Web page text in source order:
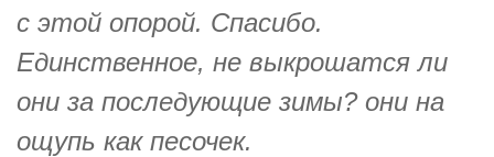
с этой опорой. Спасибо.
Единственное, не выкрошатся ли
они за последующие зимы? они на
ощупь как песочек.